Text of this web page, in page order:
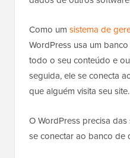
Como um sistema de
WordPress usa um
todo o seu conteúdo e
seguida, ele se conecta
que alguém visita seu site.
O WordPress precisa
se conectar ao banco de